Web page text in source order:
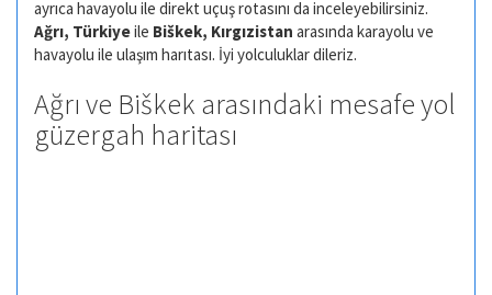
ayrıca havayolu ile direkt uçuş rotasını da inceleyebilirsiniz.
Ağrı, Türkiyeile Biškek, Kırgızistan arasında karayolu ve
havayolu ile ulaşım harıtası. İyi yolculuklar dileriz.
Ağrı ve Biškek arasındaki mesafe yol
güzergah haritası